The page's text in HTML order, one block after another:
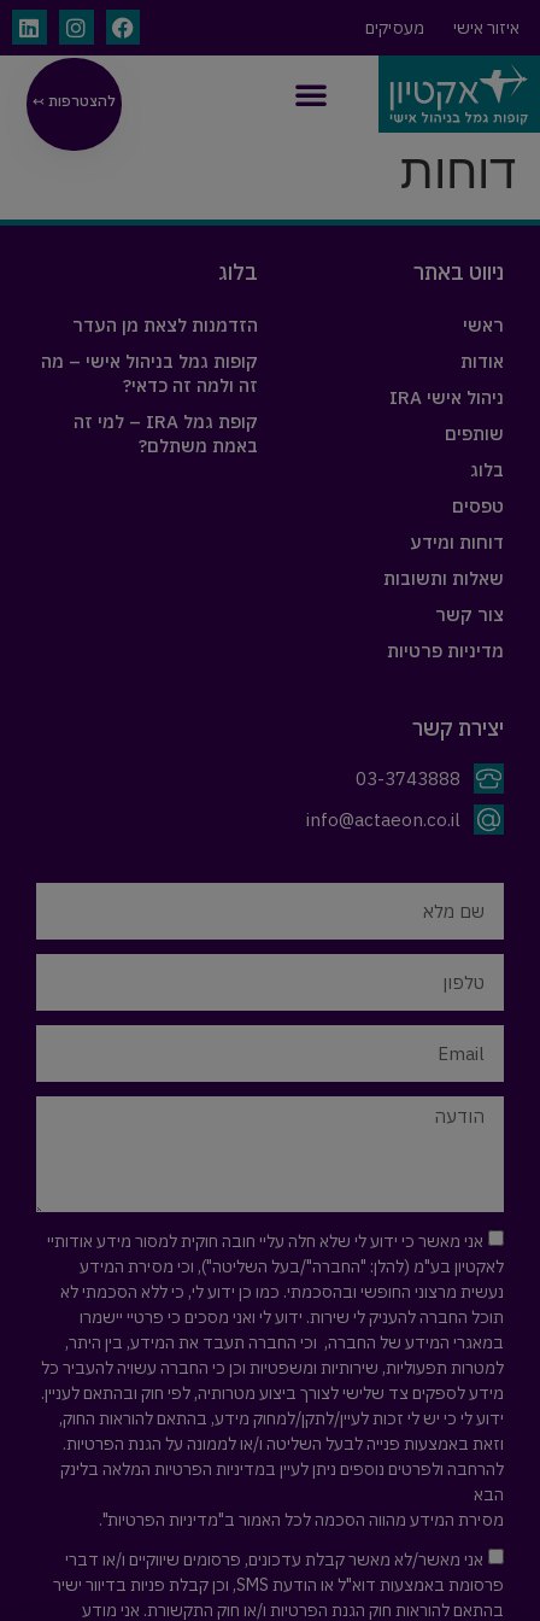
איזור אישי מעסיקים
להצטרפות ↢
דוחות
ניווט באתר
ראשי
אודות
ניהול אישי IRA
שותפים
בלוג
טפסים
דוחות ומידע
שאלות ותשובות
צור קשר
מדיניות פרטיות
בלוג
הזדמנות לצאת מן העדר
קופות גמל בניהול אישי – מה
זה ולמה זה כדאי?
קופת גמל IRA – למי זה
באמת משתלם?
יצירת קשר
03-3743888
info@actaeon.co.il
אני מאשר כי ידוע לי שלא חלה עליי חובה חוקית למסור מידע אודותיי
לאקטיון בע"מ (להלן: "החברה"/בעל השליטה"), וכי מסירת המידע
נעשית מרצוני החופשי ובהסכמתי. כמו כן ידוע לי, כי ללא הסכמתי לא
תוכל החברה להעניק לי שירות. ידוע לי ואני מסכים כי פרטיי יישמרו
במאגרי המידע של החברה, וכי החברה תעבד את המידע, בין היתר,
למטרות תפעוליות, שירותיות ומשפטיות וכן כי החברה עשויה להעביר כל
מידע לספקים צד שלישי לצורך ביצוע מטרותיה, לפי חוק ובהתאם לעניין.
ידוע לי כי יש לי זכות לעיין/לתקן/למחוק מידע, בהתאם להוראות החוק,
וזאת באמצעות פנייה לבעל השליטה ו/או לממונה על הגנת הפרטיות.
להרחבה ולפרטים נוספים ניתן לעיין במדיניות הפרטיות המלאה בלינק
הבא
מסירת המידע מהווה הסכמה לכל האמור ב"מדיניות הפרטיות".
אני מאשר/לא מאשר קבלת עדכונים, פרסומים שיווקיים ו/או דברי
פרסומת באמצעות דוא"ל או הודעת SMS, וכן קבלת פניות בדיוור ישיר
בהתאם להוראות חוק הגנת הפרטיות ו/או חוק התקשורת. אני מודע